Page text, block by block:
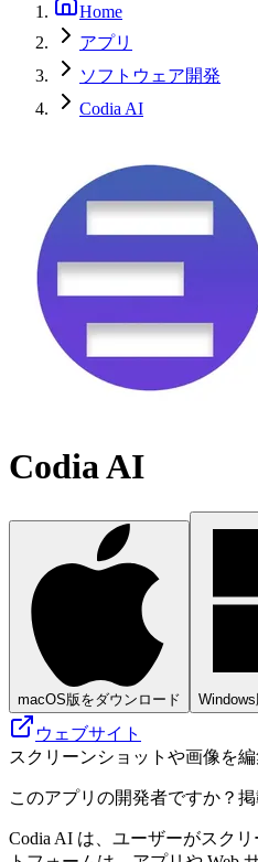
Home
アプリ
ソフトウェア開発
Codia AI
Codia AI
macOS版をダウンロード
ウェブサイト
スクリーンショットや画像を
このアプリの開発者ですか？
Codia AI は、ユーザーがスク